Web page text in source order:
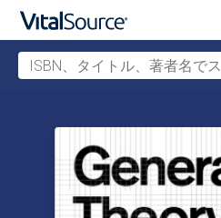
ISBN、タイトル、著者名でス